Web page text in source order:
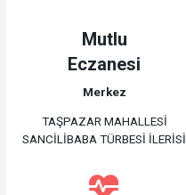
Mutlu
Eczanesi
Merkez
TAŞPAZAR MAHALLESİ
SANCİLİBABA TÜRBESİ İLERİSİ